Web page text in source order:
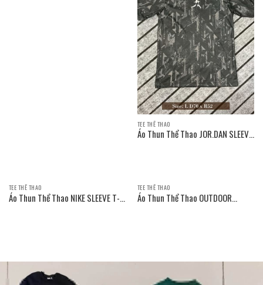
TEE THỂ THAO
Áo Thun Thể Thao JOR.DAN SLEEVE
TEE THỂ THAO
Áo Thun Thể Thao NIKE SLEEVE T-
TEE THỂ THAO
Áo Thun Thể Thao OUTDOOR